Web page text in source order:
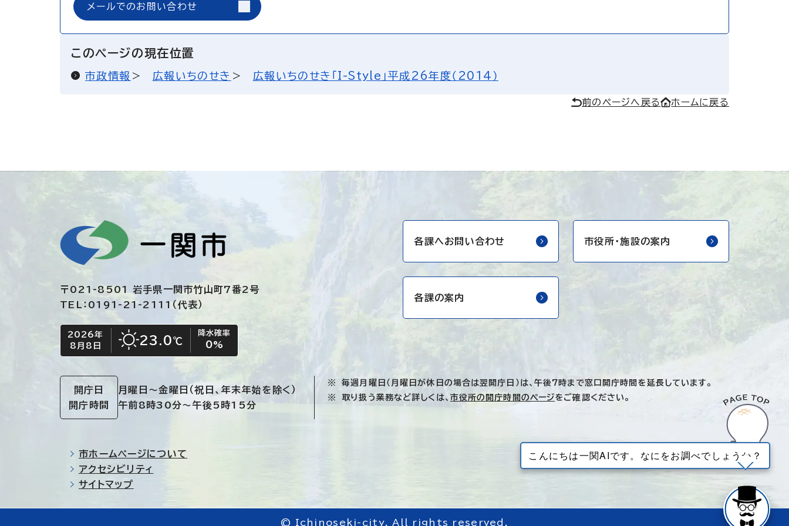
メールでのお問い合わせ
このページの現在位置
市政情報 広報いちのせき 広報いちのせき「I-Style」平成26年度（2014）
前のページへ戻る ホームに戻る
〒021-8501 岩手県一関市竹山町7番2号
TEL：0191-21-2111（代表）
今日の日付
2026年
8月8日
今日の天気
晴れ
23.0℃
降水確率
0%
各課へお問い合わせ 市役所・施設の案内
各課の案内
開庁日
開庁時間
月曜日～金曜日 （祝日、年末年始を除く）
午前8時30分～午後5時15分
毎週月曜日（月曜日が休日の場合は翌開庁日）は、午後7時まで窓口開庁時間を延長しています。
取り扱う業務など詳しくは、 市役所の開庁時間のページをご確認ください。
市ホームページについて
アクセシビリティ
サイトマップ
© Ichinoseki-city. All rights reserved.